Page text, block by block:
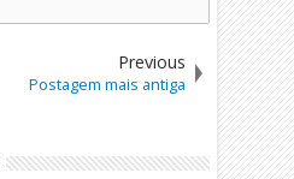
Previous
Postagem mais antiga